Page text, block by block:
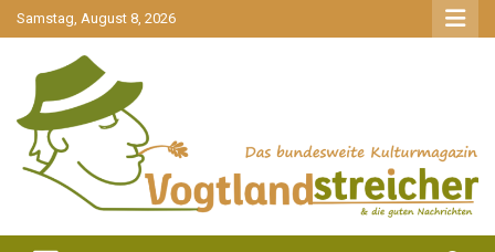
gehe
zum
Samstag, August 8, 2026
Vogtlandstreicher